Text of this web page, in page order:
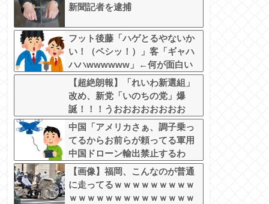
新聞記者を逮捕
フット後藤「ハゲとるやないか
い！（ペシッ！）」客「ギャハ
ハハwwwwww」←何が面白い
の？
【超絶朗報】「れいわ新選組」
改め、新党「いのちの党」爆
誕！！！うおおおおおおおお
中国「アメリカさぁ、調子乗っ
てるからお前らが頼ってる軍用
中国ドローン輸出禁止するわ
w」
【画像】福岡、こんなのが普通
に走ってるｗｗｗｗｗｗｗｗｗ
ｗｗｗｗｗｗｗｗｗｗｗｗｗｗ